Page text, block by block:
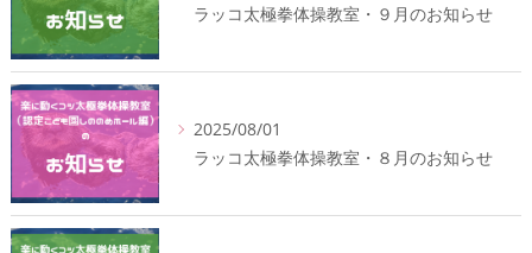
ラッコ太極拳体操教室・９月のお知らせ
2025/08/01
ラッコ太極拳体操教室・８月のお知らせ